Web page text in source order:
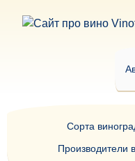
Сорта
Производители